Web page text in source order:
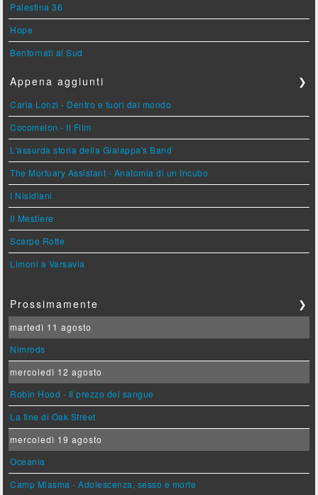
Palestina 36
Hope
Bentornati al Sud
Appena aggiunti ❯
Carla Lonzi - Dentro e fuori dal mondo
Cocomelon - Il Film
L'assurda storia della Gialappa's Band
The Mortuary Assistant - Anatomia di un Incubo
I Nisidiani
Il Mestiere
Scarpe Rotte
Limoni a Varsavia
Prossimamente ❯
martedì 11 agosto
Nimrods
mercoledì 12 agosto
Robin Hood - Il prezzo del sangue
La fine di Oak Street
mercoledì 19 agosto
Oceania
Camp Miasma - Adolescenza, sesso e morte